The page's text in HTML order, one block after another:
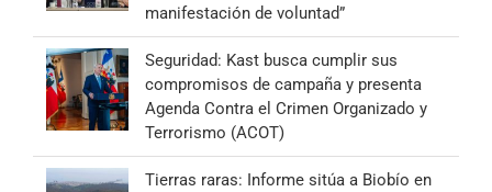
manifestación de voluntad”
Seguridad: Kast busca cumplir sus
compromisos de campaña y presenta
Agenda Contra el Crimen Organizado y
Terrorismo (ACOT)
Tierras raras: Informe sitúa a Biobío en